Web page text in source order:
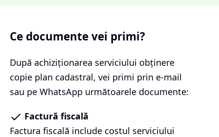
Ce documente vei primi?
După achiziționarea serviciului obținere
copie plan cadastral, vei primi prin e-mail
sau pe WhatsApp următoarele documente:
Factură fiscală
Factura fiscală include costul serviciului